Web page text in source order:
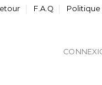
F.A.Q